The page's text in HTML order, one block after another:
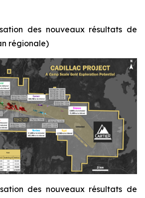
des nouveaux résultats de
régionale)
des nouveaux résultats de